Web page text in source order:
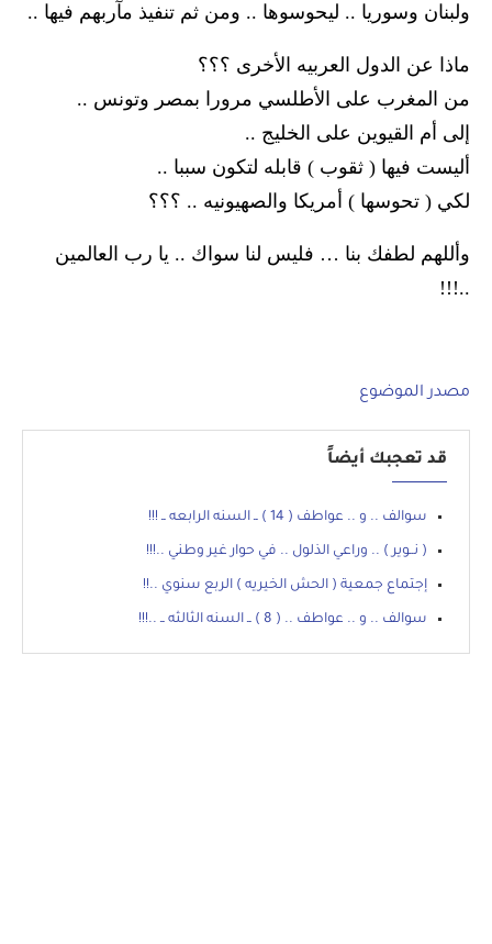
ولبنان وسوريا .. ليحوسوها .. ومن ثم تنفيذ مآربهم فيها ..
ماذا عن الدول العربيه الأخرى ؟؟؟
من المغرب على الأطلسي مرورا بمصر وتونس ..
إلى أم القيوين على الخليج ..
أليست فيها ( ثقوب ) قابله لتكون سببا ..
لكي ( تحوسها ) أمريكا والصهيونيه .. ؟؟؟
وأللهم لطفك بنا … فليس لنا سواك .. يا رب العالمين
..!!!
مصدر الموضوع
قد تعجبك أيضاً
سوالف .. و .. عواطف ( 14 ) ــ السنه الرابعه ــ !!!
( نــوير ) .. وراعي الذلول .. في حوار غير وطني ..!!!
إجتماع جمعية ( الحش الخيريه ) الربع سنوي ..!!
سوالف .. و .. عواطف .. ( 8 ) ــ السنه الثالثه ــ ..!!!